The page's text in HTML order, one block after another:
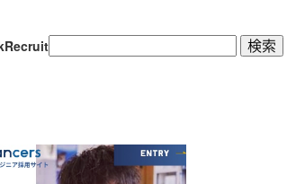
Recruit検
索: